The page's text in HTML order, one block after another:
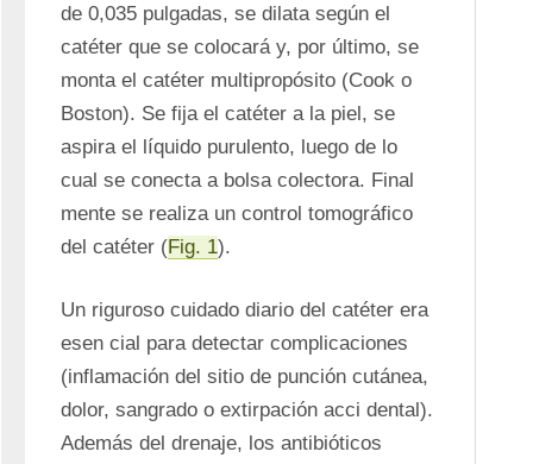
de 0,035 pulgadas, se dilata según el
catéter que se colocará y, por último, se
monta el catéter multipropósito (Cook o
Boston). Se fija el catéter a la piel, se
aspira el líquido purulento, luego de lo
cual se conecta a bolsa colectora. Final
mente se realiza un control tomográfico
del catéter (Fig. 1).
Un riguroso cuidado diario del catéter era
esen cial para detectar complicaciones
(inflamación del sitio de punción cutánea,
dolor, sangrado o extirpación acci dental).
Además del drenaje, los antibióticos